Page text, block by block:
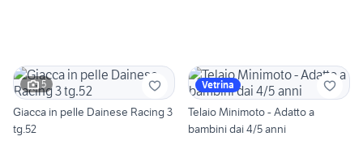
5
Giacca in pelle Dainese Racing 3
tg.52
Vetrina
Telaio Minimoto - Adatto a
bambini dai 4/5 anni